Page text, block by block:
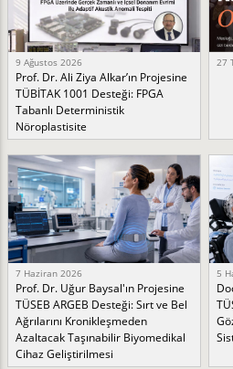
9 Ağustos 2026
Prof. Dr. Ali Ziya Alkar’ın Projesine
TÜBİTAK 1001 Desteği: FPGA
Tabanlı Deterministik
Nöroplastisite
27
7 Haziran 2026
Prof. Dr. Uğur Baysal'ın Projesine
TÜSEB ARGEB Desteği: Sırt ve Bel
Ağrılarını Kronikleşmeden
Azaltacak Taşınabilir Biyomedikal
Cihaz Geliştirilmesi
5